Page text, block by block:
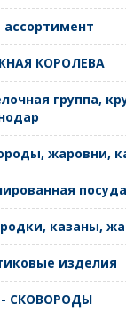
КОРОЛЕВА
группа,
жаровни,
посуда
казаны,
изделия
СКОВОРОДЫ